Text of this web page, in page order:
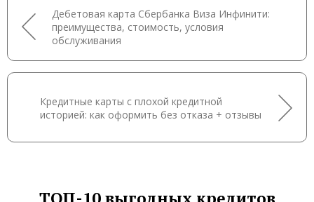
Дебетовая карта Сбербанка Виза Инфинити:
преимущества, стоимость, условия
обслуживания
Кредитные карты с плохой кредитной
историей: как оформить без отказа + отзывы